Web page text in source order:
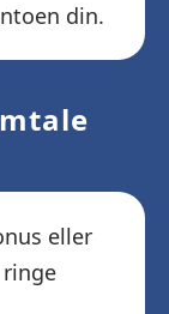
din.
eller